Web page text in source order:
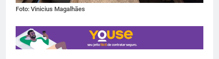
Foto: Vinicius Magalhães